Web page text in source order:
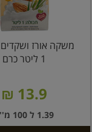
משקה אורז ושקדים
1 ליטר כרם
13.9 ₪
1.39 ל 100 מ''ל